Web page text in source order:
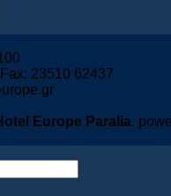
23510 62437
Europe Paralia.